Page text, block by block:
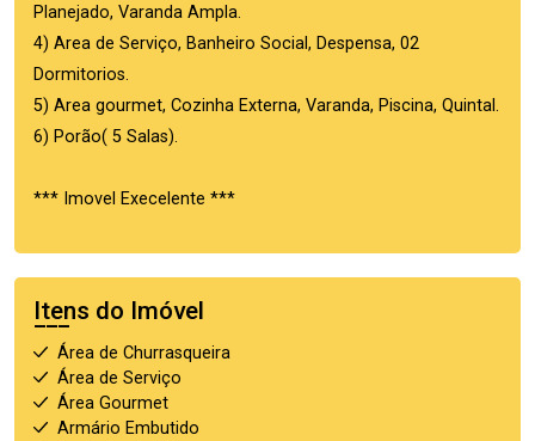
Planejado, Varanda Ampla.
4) Area de Serviço, Banheiro Social, Despensa, 02
Dormitorios.
5) Area gourmet, Cozinha Externa, Varanda, Piscina, Quintal.
6) Porão( 5 Salas).
*** Imovel Execelente ***
Itens do Imóvel
Área de Churrasqueira
Área de Serviço
Área Gourmet
Armário Embutido